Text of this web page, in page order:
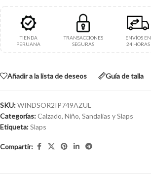
TIENDA
PERUANA
TRANSACCIONES
SEGURAS
ENVÍOS EN
24 HORAS
Añadir a la lista de deseos Guía de talla
SKU:WINDSOR2IP749AZUL
Categorías:Calzado, Niño, Sandalias y Slaps
Etiqueta:Slaps
Compartir: